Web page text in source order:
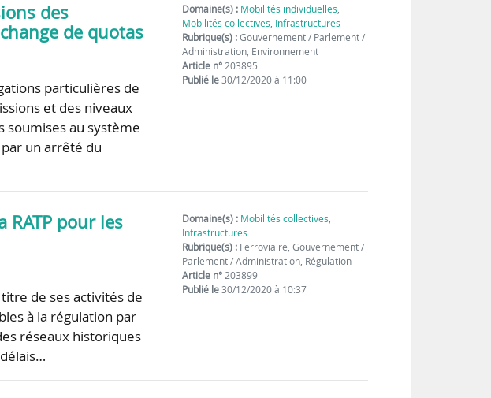
des
de quotas
particulières de
et des niveaux
soumises au système
par un arrêté du
Domaine(s) : Mobilités individuelles,
Mobilités collectives, Infrastructures
Rubrique(s) :Gouvernement / Parlement /
Administration, Environnement
Article n°203895
Publié le30/12/2020 à 11:00
RATP pour les
de ses activités de
à la régulation par
réseaux historiques
Domaine(s) : Mobilités collectives,
Infrastructures
Rubrique(s) : Ferroviaire, Gouvernement /
Parlement / Administration, Régulation
Article n°203899
Publié le30/12/2020 à 10:37